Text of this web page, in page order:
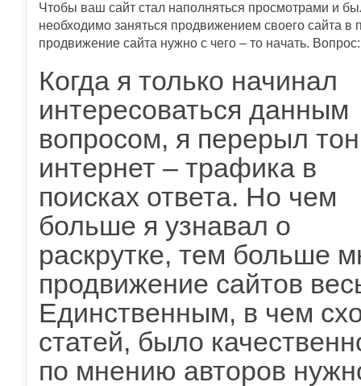
Чтобы ваш сайт стал наполняться просмотрами и
необходимо заняться продвижением своего сайта
продвижение сайта нужно с чего – то начать.
Когда я только начинал
интересоваться данным
вопросом, я перерыл
интернет – трафика в
поисках ответа. Но чем
больше я узнавал о
раскрутке, тем больше
продвижение сайтов
Единственным, в чем
статей, было
по мнению авторов